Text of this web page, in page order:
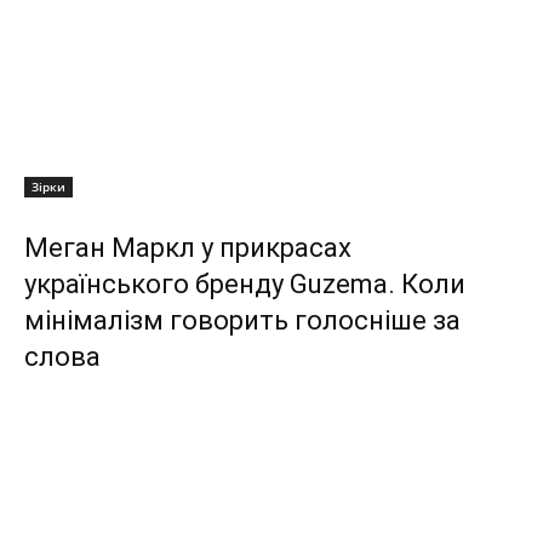
Зірки
Меган Маркл у прикрасах
українського бренду Guzema. Коли
мінімалізм говорить голосніше за
слова